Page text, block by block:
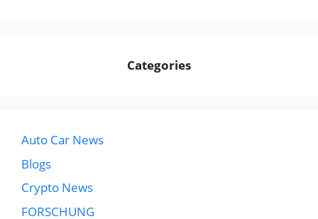
Categories
Auto Car News
Blogs
Crypto News
FORSCHUNG